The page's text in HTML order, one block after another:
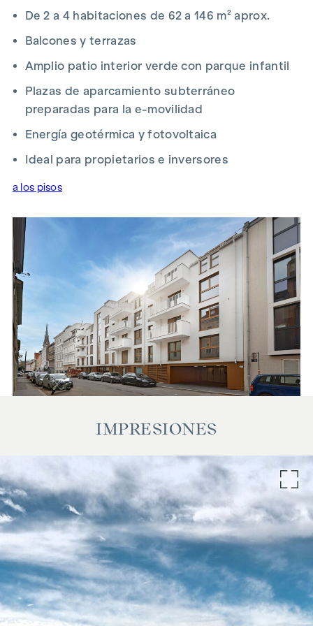
Esta propiedad se ofrece a la venta sin compromiso y sujeta
a confirmación. Los datos arriba indicados se basan en la
información y documentos facilitados por el propietario y
comisión de intermediación está sujeta a las Condiciones
Generales de Contratación y a la Ordenanza para Agentes
Inmobiliarios del Ministerio Federal de Comercio, Industria y
concluya el correspondiente negocio jurídico, le
cobraremos una comisión de intermediación del 3% del
mantenemos una estrecha relación económica con el
Nos gustaría señalar que existe una estrecha relación
familiar o económica entre el agente y el tercero que va a
ser intermediado.
El agente actúa como doble intermediario.
De 2 a 4 habitaciones de 62 a 146 m² aprox.
Balcones y terrazas
Amplio patio interior verde con parque infantil
Plazas de aparcamiento subterráneo
preparadas para la e-movilidad
Energía geotérmica y fotovoltaica
Ideal para propietarios e inversores
a los pisos
IMPRESIONES